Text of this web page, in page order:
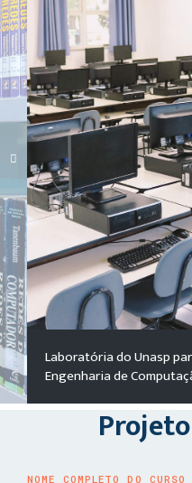
Laboratória do Unasp
Engenharia de
NOME COMPLETO DO CURSO